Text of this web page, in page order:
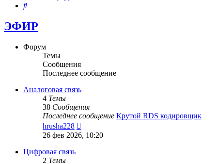
Поиск
ЭФИР
Форум
Темы
Сообщения
Последнее сообщение
Аналоговая связь
4 Темы
38 Сообщения
Последнее сообщение Крутой RDS кодировщик
hrusha228
к
последнему
26 фев 2026, 10:20
Цифровая связь
2 Темы